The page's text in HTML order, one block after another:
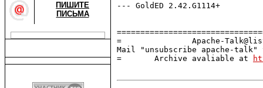
ПИШИТЕ
ПИСЬМА
--- GoldED 2.42.G1114+
=               Apache-
Mail "unsubscribe apache-
=       Archive avaliable at